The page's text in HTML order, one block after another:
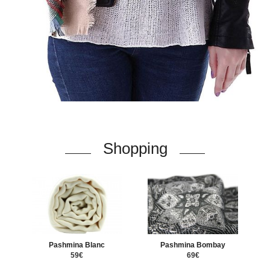
Shopping
Pashmina Blanc
59€
Pashmina Bombay
69€